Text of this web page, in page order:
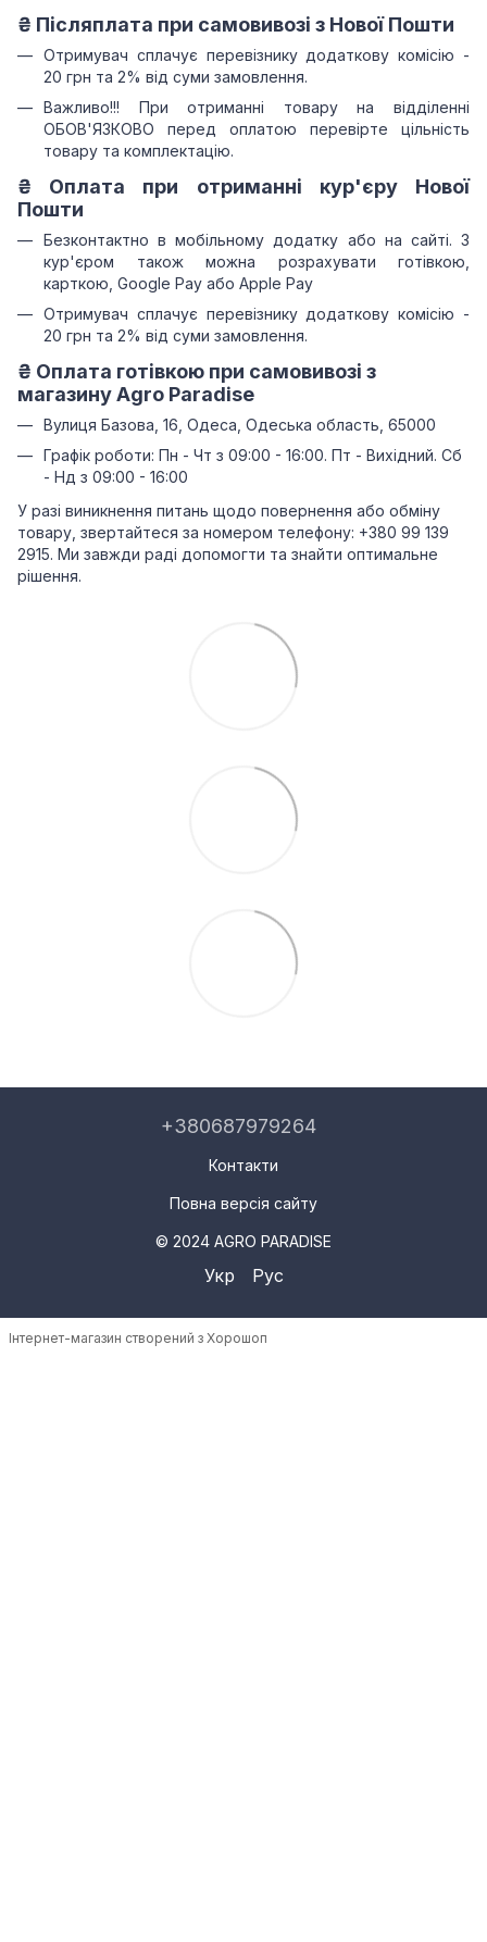
₴ Післяплата при самовивозі з Нової Пошти
Отримувач сплачує перевізнику додаткову комісію -
20 грн та 2% від суми замовлення.
Важливо!!!
При отриманні товару на відділенні
ОБОВ'ЯЗКОВО перед оплатою перевірте цільність
товару та комплектацію.
₴ Оплата при отриманні кур'єру Нової
Пошти
Безконтактно в мобільному додатку або на сайті. З
кур'єром також можна розрахувати готівкою,
карткою, Google Pay або Apple Pay
Отримувач сплачує перевізнику додаткову комісію -
20 грн та 2% від суми замовлення.
₴ Оплата готівкою при самовивозі з
магазину Agro Paradise
Вулиця Базова, 16, Одеса, Одеська область, 65000
Графік роботи: Пн - Чт з 09:00 - 16:00. Пт - Вихідний. Сб
- Нд з 09:00 - 16:00
У разі виникнення питань щодо повернення або обміну
товару, звертайтеся за номером телефону: +380 99 139
2915. Ми завжди раді допомогти та знайти оптимальне
рішення.
+380687979264
Контакти
Повна версія сайту
© 2024 AGRO PARADISE
Укр Рус
Інтернет-магазин створений з Хорошоп